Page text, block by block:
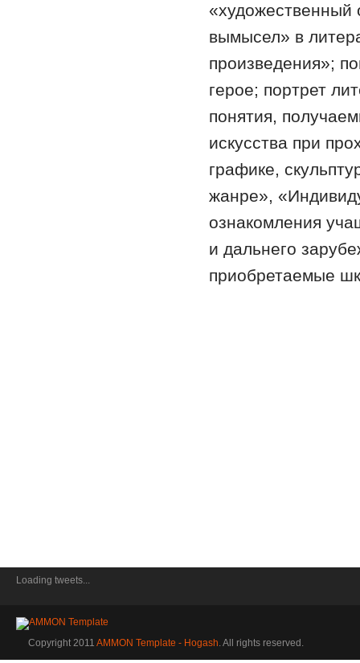
«художественный
вымысел» в
произведения»;
герое; портрет
понятия,
искусства при
графике,
жанре»,
ознакомления
и дальнего
приобретаемые
Loading tweets...
Copyright 2011 AMMON Template - Hogash. All rights reserved.